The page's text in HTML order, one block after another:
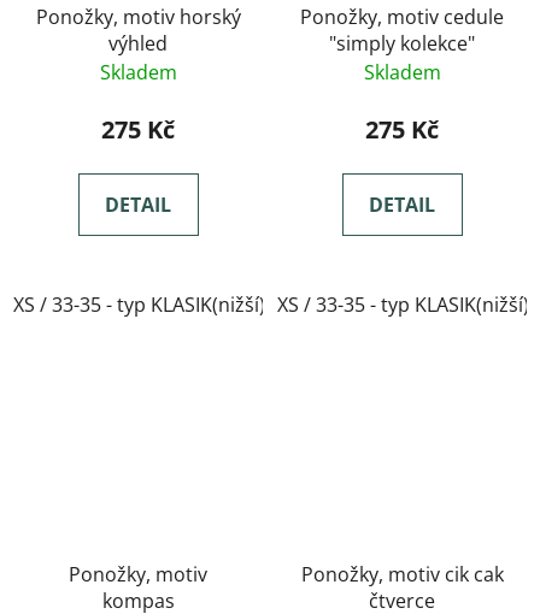
Ponožky, motiv horský
výhled
Skladem
275 Kč
DETAIL
XS / 33-35 - typ KLASIK(nižší)
Ponožky, motiv cedule
"simply kolekce"
Skladem
275 Kč
DETAIL
XS / 33-35 - typ KLASIK(nižší)
Ponožky, motiv
kompas
Ponožky, motiv cik cak
čtverce